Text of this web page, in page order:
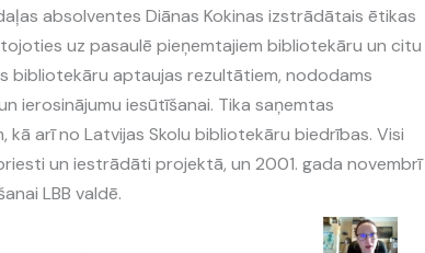
absolventes Diānas Kokinas izstrādātais ētikas
uz pasaulē pieņemtajiem bibliotekāru un citu
bibliotekāru aptaujas rezultātiem, nododams
ierosinājumu iesūtīšanai. Tika saņemtas
arī no Latvijas Skolu bibliotekāru biedrības. Visi
un iestrādāti projektā, un 2001. gada novembrī
LBB valdē.